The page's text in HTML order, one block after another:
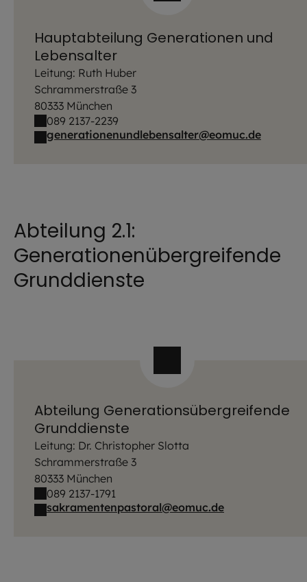
Hauptabteilung Generationen und
Lebensalter
Leitung: Ruth Huber
Schrammerstraße 3
80333 München
089 2137-2239
generationenundlebensalter@eomuc.de
Abteilung 2.1:
Generationenübergreifende
Grunddienste
Abteilung Generationsübergreifende
Grunddienste
Leitung: Dr. Christopher Slotta
Schrammerstraße 3
80333 München
089 2137-1791
sakramentenpastoral@eomuc.de